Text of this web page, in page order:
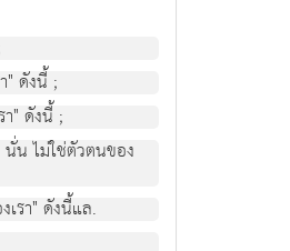
" ดังนี้ ;
า" ดังนี้ ;
น ไมใชตัวตนของ
เรา" ดังนี้แล.